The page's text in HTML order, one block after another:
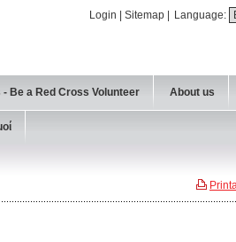
Language:
Login Sitemap
- Be a Red Cross Volunteer About us